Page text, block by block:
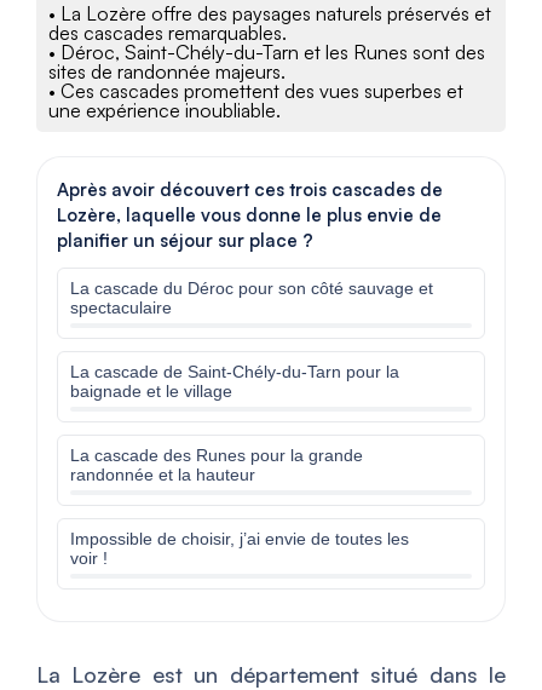
• La Lozère offre des paysages naturels préservés et
des cascades remarquables.
• Déroc, Saint-Chély-du-Tarn et les Runes sont des
sites de randonnée majeurs.
• Ces cascades promettent des vues superbes et
une expérience inoubliable.
Après avoir découvert ces trois cascades de
Lozère, laquelle vous donne le plus envie de
planifier un séjour sur place ?
La cascade du Déroc pour son côté sauvage et
spectaculaire
La cascade de Saint-Chély-du-Tarn pour la
baignade et le village
La cascade des Runes pour la grande
randonnée et la hauteur
Impossible de choisir, j’ai envie de toutes les
voir !
La Lozère est un département situé dans le